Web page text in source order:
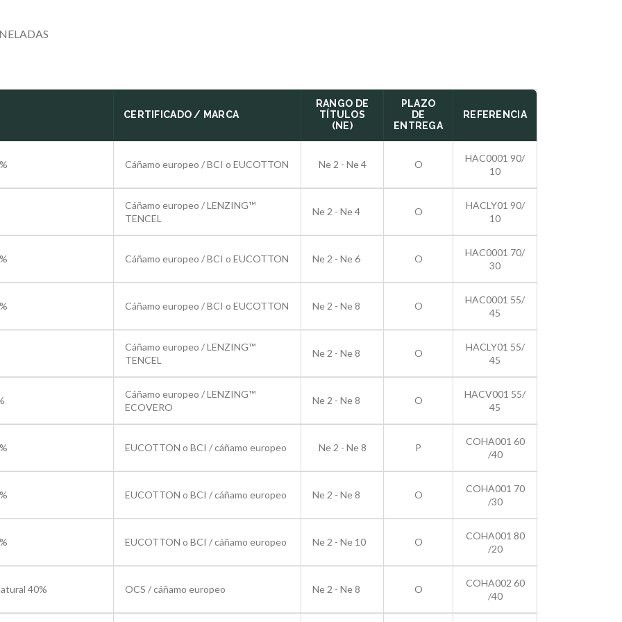
CERTIFICADO / MARCA
RANGO DE
TÍTULOS
(NE)
PLAZO
DE
ENTREGA
REFERENCIA
Cáñamo europeo / BCI o EUCOTTON Ne 2 - Ne 4 O
HAC0001 90/
10
Cáñamo europeo / LENZING™
TENCEL
Ne 2 - Ne 4 O
HACLY01 90/
10
Cáñamo europeo / BCI o EUCOTTON Ne 2 - Ne 6 O
HAC0001 70/
30
Cáñamo europeo / BCI o EUCOTTON Ne 2 - Ne 8 O
HAC0001 55/
45
Cáñamo europeo / LENZING™
TENCEL
Ne 2 - Ne 8 O
HACLY01 55/
45
Cáñamo europeo / LENZING™
ECOVERO
Ne 2 - Ne 8 O
HACV001 55/
45
EUCOTTON o BCI / cáñamo europeo Ne 2 - Ne 8 P
COHA001 60
/40
EUCOTTON o BCI / cáñamo europeo Ne 2 - Ne 8 O
COHA001 70
/30
EUCOTTON o BCI / cáñamo europeo Ne 2 - Ne 10 O
COHA001 80
/20
40% OCS / cáñamo europeo Ne 2 - Ne 8 O
COHA002 60
/40